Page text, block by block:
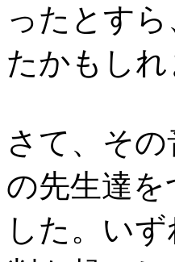
ったとす
たかもしれ
さて、そ
の先生達
した。い